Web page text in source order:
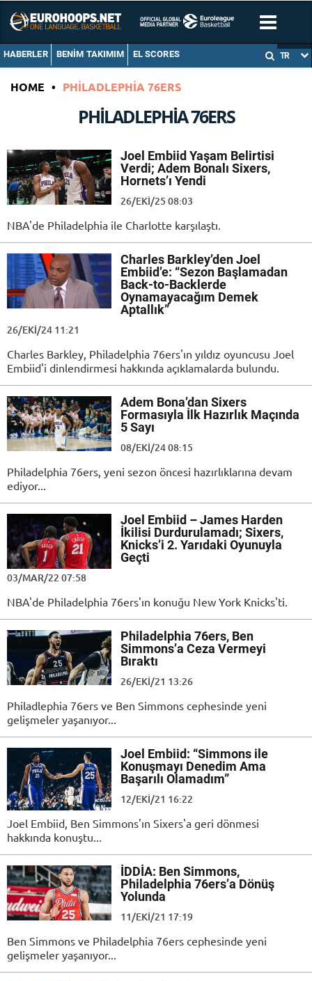
HABERLER BENIM TAKIMIM EL SCORES TR
HOME • PHILADLEPHIA 76ERS
PHILADLEPHIA 76ERS
Joel Embiid Yaşam Belirtisi
Verdi; Adem Bonalı Sixers,
Hornets’ı Yendi
26/EKI/25 08:03
NBA'de Philadelphia ile Charlotte karşılaştı.
Charles Barkley’den Joel
Embiid’e: “Sezon Başlamadan
Back-to-Backlerde
Oynamayacağım Demek
Aptallık”
26/EKI/24 11:21
Charles Barkley, Philadelphia 76ers'ın yıldız oyuncusu Joel
Embiid'i dinlendirmesi hakkında açıklamalarda bulundu.
Adem Bona’dan Sixers
Formasıyla İlk Hazırlık Maçında
5 Sayı
08/EKI/24 08:15
Philadelphia 76ers, yeni sezon öncesi hazırlıklarına devam
ediyor...
Joel Embiid – James Harden
İkilisi Durdurulamadı; Sixers,
Knicks’i 2. Yarıdaki Oyunuyla
Geçti
03/MAR/22 07:58
NBA'de Philadelphia 76ers'ın konuğu New York Knicks'ti.
Philadelphia 76ers, Ben
Simmons’a Ceza Vermeyi
Bıraktı
26/EKI/21 13:26
Philadlephia 76ers ve Ben Simmons cephesinde yeni
gelişmeler yaşanıyor...
Joel Embiid: “Simmons ile
Konuşmayı Denedim Ama
Başarılı Olamadım”
12/EKI/21 16:22
Joel Embiid, Ben Simmons'ın Sixers'a geri dönmesi
hakkında konuştu...
İDDİA: Ben Simmons,
Philadelphia 76ers’a Dönüş
Yolunda
11/EKI/21 17:19
Ben Simmons ve Philadelphia 76ers cephesinde yeni
gelişmeler yaşanıyor...